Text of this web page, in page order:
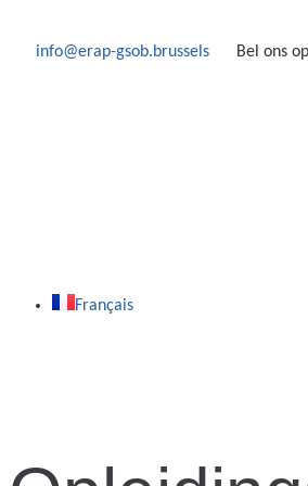
info@erap-gsob.brussels Bel ons
Français